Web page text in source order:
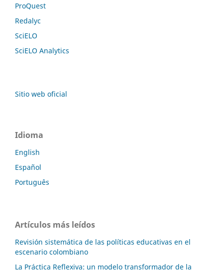
ProQuest
Redalyc
SciELO
SciELO Analytics
Sitio web oficial
Idioma
English
Español
Português
Artículos más leídos
Revisión sistemática de las políticas educativas en el
escenario colombiano
La Práctica Reflexiva: un modelo transformador de la